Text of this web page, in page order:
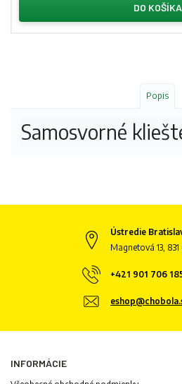
DO KOŠÍKA
Popis
Samosvorné
Ústredie
Magnetová 13,
+421 901 706
INFORMÁCIE